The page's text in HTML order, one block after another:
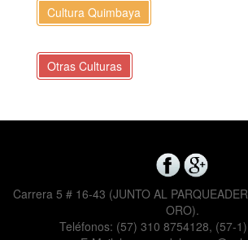
Cultura Quimbaya
Otras Culturas
Carrera 5 # 16-43 (JUNTO AL
ORO).
Teléfonos: (57) 310 8754128, (57-